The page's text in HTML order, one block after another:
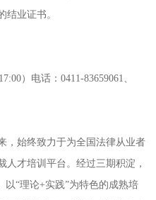
结业证书。
）电话：0411-83659061、
，始终致力于为全国法律从业者
人才培训平台。经过三期积淀，
以“理论+实践”为特色的成熟培